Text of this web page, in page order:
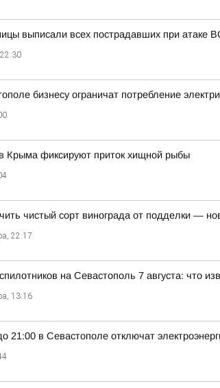
выписали всех пострадавших при атаке
бизнесу ограничат потребление
Крыма фиксируют приток хищной рыбы
чистый сорт винограда от подделки —
22:17
на Севастополь 7 августа: что
13:16
21:00 в Севастополе отключат